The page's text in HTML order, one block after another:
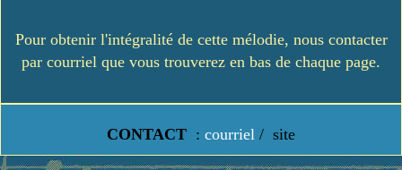
Pour obtenir l'intégralité de cette mélodie, nous contacter
par courriel que vous trouverez en bas de chaque page.
CONTACT : courriel / site
https://www.lavielledanstoussesetats.fr